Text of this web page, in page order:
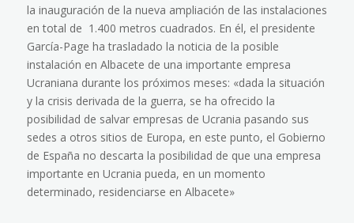
la inauguración de la nueva ampliación de las instalaciones
en total de 1.400 metros cuadrados. En él, el presidente
García-Page ha trasladado la noticia de la posible
instalación en Albacete de una importante empresa
Ucraniana durante los próximos meses: «dada la situación
y la crisis derivada de la guerra, se ha ofrecido la
posibilidad de salvar empresas de Ucrania pasando sus
sedes a otros sitios de Europa, en este punto, el Gobierno
de España no descarta la posibilidad de que una empresa
importante en Ucrania pueda, en un momento
determinado, residenciarse en Albacete»